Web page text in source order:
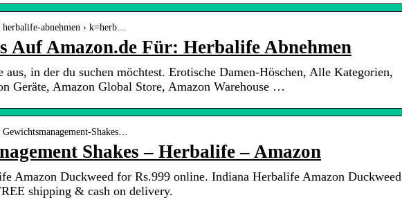
herbalife-abnehmen › k=herb…
Auf Amazon.de Für: Herbalife Abnehmen
aus, in der du suchen möchtest. Erotische Damen-Höschen, Alle Kategorien,
Geräte, Amazon Global Store, Amazon Warehouse …
Shakes…
Shakes – Herbalife – Amazon
Amazon Duckweed for Rs.999 online. Indiana Herbalife Amazon Duckweed
shipping & cash on delivery.